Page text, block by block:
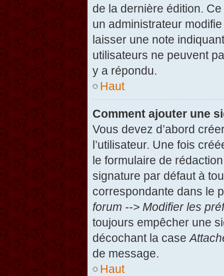
de la dernière édition.
un administrateur
laisser une note
utilisateurs ne peuvent
y a répondu.
Haut
Comment ajouter une
Vous devez d’abord
l’utilisateur. Une fois
le formulaire de
signature par défaut à
correspondante dans le
forum --> Modifier les
toujours empêcher une
décochant la case
de message.
Haut